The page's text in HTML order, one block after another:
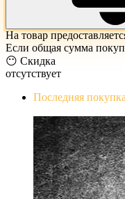
На товар
Если общая сумма
😶 Скидка
отсутствует
Последняя покупка